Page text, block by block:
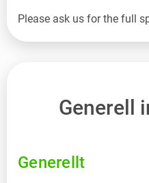
Generell
Generellt